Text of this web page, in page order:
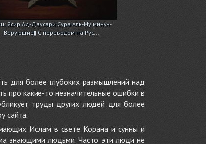
Ясир Ад-Даусари Сура Аль-Му'минун-
Верующие|| С переводом на Рус...
для более глубоких размышлений над
про какие-то незначительные ошибки в
труды других людей для более
сайта.
Ислам в свете Корана и сунны и
знающими людьми. Часто эти люди не